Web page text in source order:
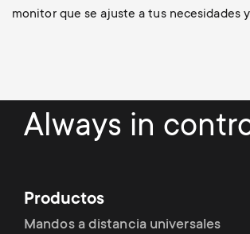
monitor que se ajuste a tus necesidades
Always in
Productos
Mandos a distancia universales